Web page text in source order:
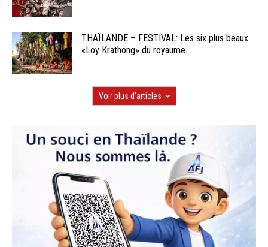
THAÏLANDE – FESTIVAL: Les six plus beaux
«Loy Krathong» du royaume...
Voir plus d'articles